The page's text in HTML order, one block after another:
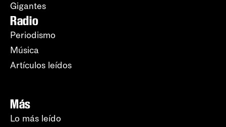
Gigantes
Radio
Periodismo
Música
Artículos leídos
Más
Lo más leído